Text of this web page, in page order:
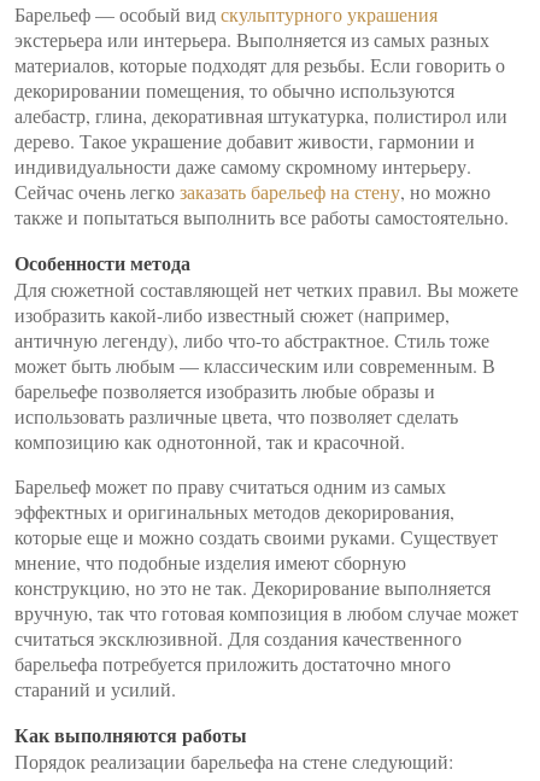
Барельеф — особый видскульптурного украшения
экстерьера или интерьера. Выполняется из самых разных
материалов, которые подходят для резьбы. Если говорить о
декорировании помещения, то обычно используются
алебастр, глина, декоративная штукатурка, полистирол или
дерево. Такое украшение добавит живости, гармонии и
индивидуальности даже самому скромному интерьеру.
Сейчас очень легкозаказать барельеф на стену, но можно
также и попытаться выполнить все работы самостоятельно.
Особенности метода
Для сюжетной составляющей нет четких правил. Вы можете
изобразить какой-либо известный сюжет (например,
античную легенду), либо что-то абстрактное. Стиль тоже
может быть любым — классическим или современным. В
барельефе позволяется изобразить любые образы и
использовать различные цвета, что позволяет сделать
композицию как однотонной, так и красочной.
Барельеф может по праву считаться одним из самых
эффектных и оригинальных методов декорирования,
которые еще и можно создать своими руками. Существует
мнение, что подобные изделия имеют сборную
конструкцию, но это не так. Декорирование выполняется
вручную, так что готовая композиция в любом случае может
считаться эксклюзивной. Для создания качественного
барельефа потребуется приложить достаточно много
стараний и усилий.
Как выполняются работы
Порядок реализации барельефа на стене следующий: